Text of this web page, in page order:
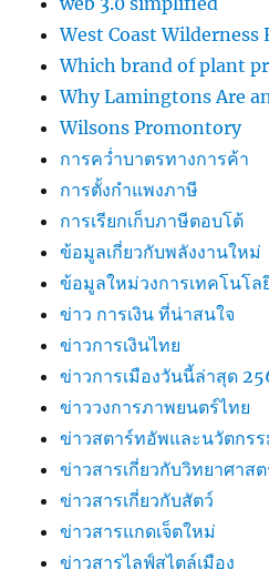
West Coast Wilderness
Which brand of plant
Why Lamingtons Are
Wilsons Promontory
การคว่ำบาตรทางการค้า
การตั้งกำแพงภาษี
การเรียกเก็บภาษีตอบโต้
ข้อมูลเกี่ยวกับพลังงานใหม่
ข้อมูลใหม่วงการเทคโนโล
ข่าว การเงิน ที่น่าสนใจ
ข่าวการเงินไทย
ข่าวการเมืองวันนี้ล่าสุด
ข่าววงการภาพยนตร์ไทย
ข่าวสตาร์ทอัพและนวัตกรร
ข่าวสารเกี่ยวกับวิทยาศาสต
ข่าวสารเกี่ยวกับสัตว์
ข่าวสารแกดเจ็ตใหม่
ข่าวสารไลฟ์สไตล์เมือง